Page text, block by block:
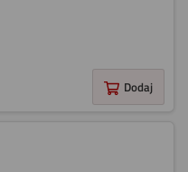
Dodaj